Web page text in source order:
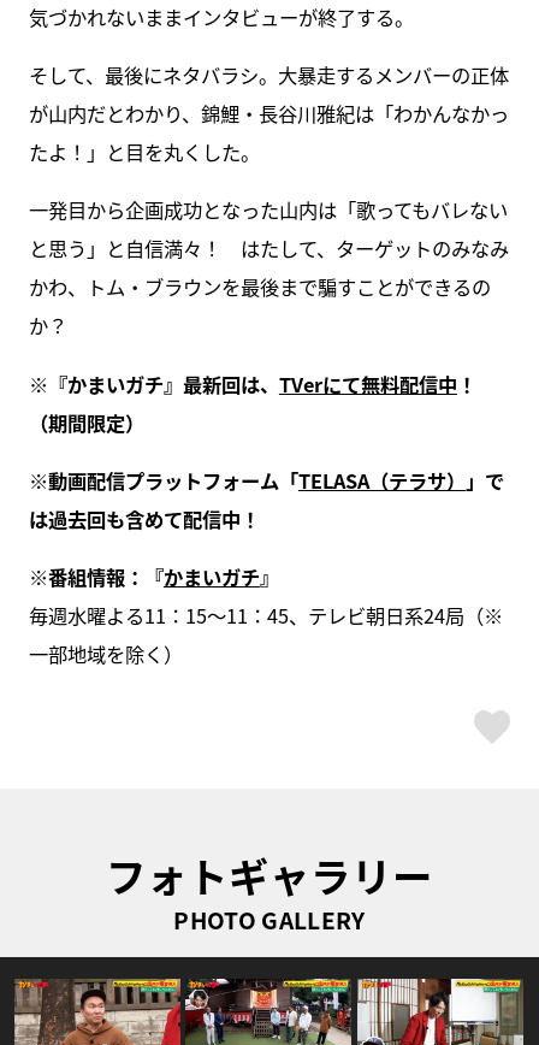
気づかれないままインタビューが終了する。
そして、最後にネタバラシ。大暴走するメンバーの正体
が山内だとわかり、錦鯉・長谷川雅紀は「わかんなかっ
たよ！」と目を丸くした。
一発目から企画成功となった山内は「歌ってもバレない
と思う」と自信満々！ はたして、ターゲットのみなみ
かわ、トム・ブラウンを最後まで騙すことができるの
か？
※『かまいガチ』最新回は、 TVerにて無料配信中 ！
（期間限定）
※動画配信プラットフォーム「TELASA（テラサ） 」で
は過去回も含めて配信中！
※番組情報：『かまいガチ』
毎週水曜よる11：15～11：45、テレビ朝日系24局（※
一部地域を除く）
フォトギャラリー
PHOTO GALLERY